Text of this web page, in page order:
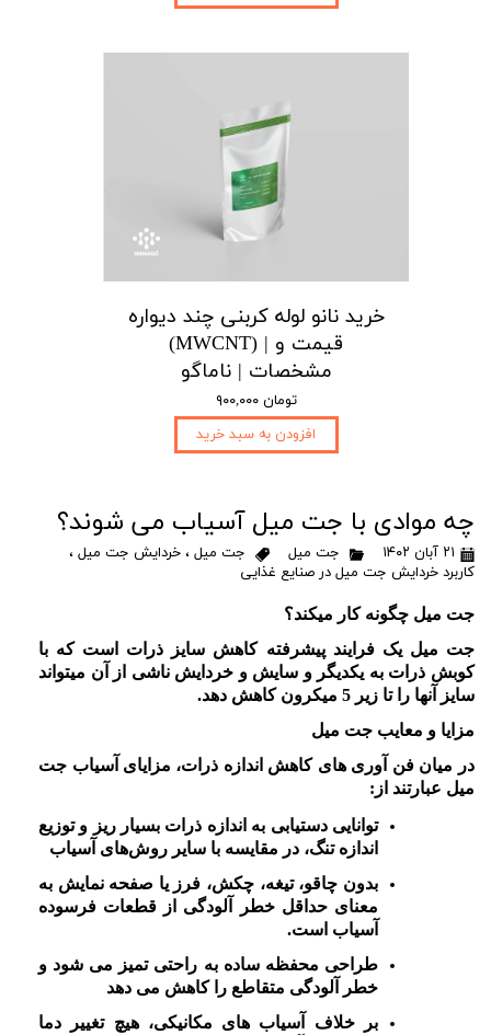
چه موادی با جت میل آسیاب می شوند؟
۲۱ آبان ۱۴۰۲ جت میل جت میل ،خردایش جت میل ،
کاربرد خردایش جت میل در صنایع غذایی
جت میل چگونه کار میکند؟
جت میل یک فرایند پیشرفته کاهش سایز ذرات است که با
کوبش ذرات به یکدیگر و سایش و خردایش ناشی از آن میتواند
سایز آنها را تا زیر 5 میکرون کاهش دهد.
مزایا و معایب جت میل
در میان فن آوری های کاهش اندازه ذرات، مزایای آسیاب جت
میل عبارتند از:
توانایی دستیابی به اندازه ذرات بسیار ریز و توزیع
اندازه تنگ، در مقایسه با سایر روش‌های آسیاب
بدون چاقو، تیغه، چکش، فرز یا صفحه نمایش به
معنای حداقل خطر آلودگی از قطعات فرسوده
آسیاب است.
طراحی محفظه ساده به راحتی تمیز می شود و
خطر آلودگی متقاطع را کاهش می دهد
بر خلاف آسیاب های مکانیکی، هیچ تغییر دما
خرید نانو لوله کربنی چند دیواره
(MWCNT) | قیمت و
مشخصات | ناماگو
۹۰۰,۰۰۰ تومان
افزودن به سبد خرید